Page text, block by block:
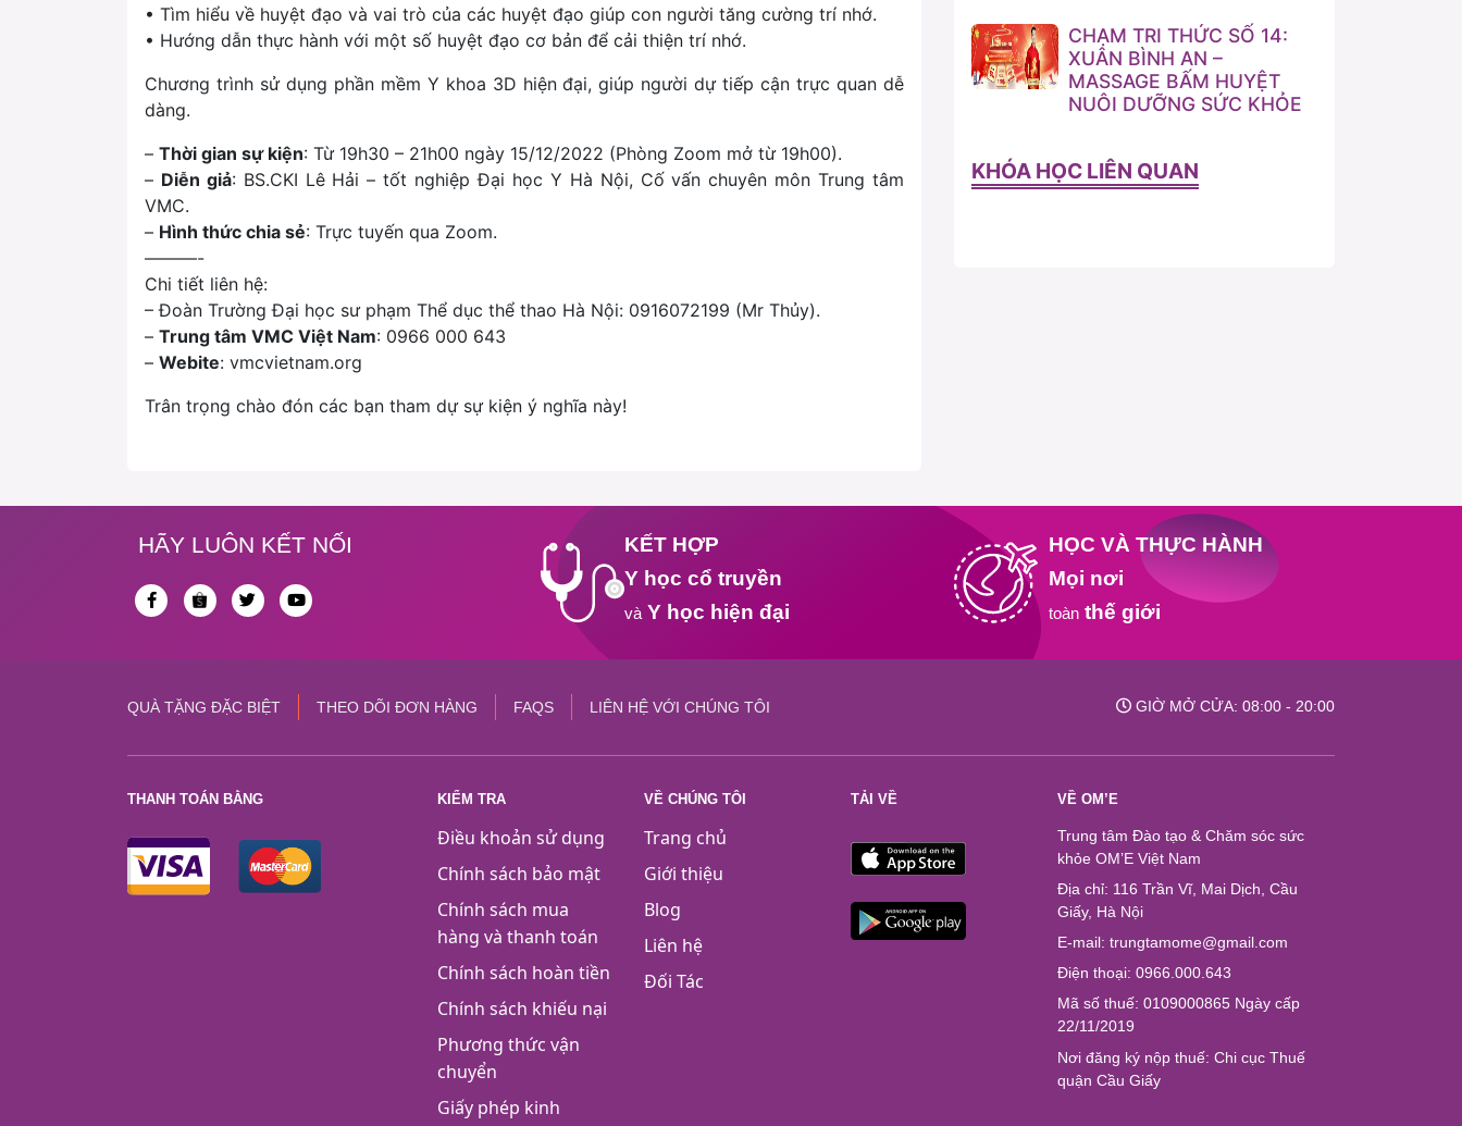
• Tìm hiểu về huyệt đạo và vai trò của các huyệt đạo giúp con người tăng cường trí nhớ.
• Hướng dẫn thực hành với một số huyệt đạo cơ bản để cải thiện trí nhớ.
Chương trình sử dụng phần mềm Y khoa 3D hiện đại, giúp người dự tiếp cận trực quan dễ
dàng.
– Thời gian sự kiện: Từ 19h30 – 21h00 ngày 15/12/2022 (Phòng Zoom mở từ 19h00).
– Diễn giả: BS.CKI Lê Hải – tốt nghiệp Đại học Y Hà Nội, Cố vấn chuyên môn Trung tâm
VMC.
– Hình thức chia sẻ: Trực tuyến qua Zoom.
———-
Chi tiết liên hệ:
– Đoàn Trường Đại học sư phạm Thể dục thể thao Hà Nội: 0916072199 (Mr Thủy).
– Trung tâm VMC Việt Nam: 0966 000 643
– Webite: vmcvietnam.org
Trân trọng chào đón các bạn tham dự sự kiện ý nghĩa này!
CHẠM TRI THỨC SỐ 14:
XUÂN BÌNH AN –
MASSAGE BẤM HUYỆT
NUÔI DƯỠNG SỨC KHỎE
KHÓA HỌC LIÊN QUAN
HÃY LUÔN KẾT NỐI
KẾT HỢP
Y học cổ truyền
và Y học hiện đại
HỌC VÀ THỰC HÀNH
Mọi nơi
toànthế giới
QUÀ TẶNG ĐẶC BIỆT THEO DÕI ĐƠN HÀNG FAQS LIÊN HỆ VỚI CHÚNG TÔI GIỜ MỞ CỬA: 08:00 - 20:00
THANH TOÁN BẰNG KIỂM TRA
Điều khoản sử dụng
Chính sách bảo mật
Chính sách mua
hàng và thanh toán
Chính sách hoàn tiền
Chính sách khiếu nại
Phương thức vận
chuyển
Giấy phép kinh
VỀ CHÚNG TÔI
Trang chủ
Giới thiệu
Blog
Liên hệ
Đối Tác
TẢI VỀ VỀ OM’E
Trung tâm Đào tạo & Chăm sóc sức
khỏe OM’E Việt Nam
Địa chỉ: 116 Trần Vĩ, Mai Dịch, Cầu
Giấy, Hà Nội
E-mail: trungtamome@gmail.com
Điện thoại: 0966.000.643
Mã số thuế: 0109000865 Ngày cấp
22/11/2019
Nơi đăng ký nộp thuế: Chi cục Thuế
quận Cầu Giấy